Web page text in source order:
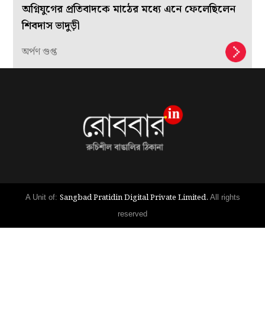
অগ্নিযুগের প্রতিবাদকে মাঠের মধ্যে এনে ফেলেছিলেন
শিবদাস ভাদুড়ী
অর্পণ গুপ্ত
A Unit of: Sangbad Pratidin Digital Private Limited. All rights
reserved